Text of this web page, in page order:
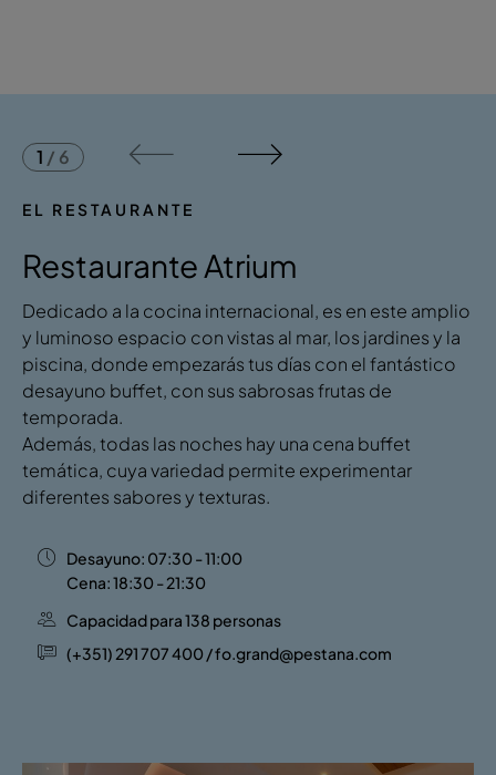
EL RESTAURANTE
Restaurante Atrium
​Dedicado a la cocina internacional, es en este amplio
y luminoso espacio con vistas al mar, los jardines y la
piscina, donde empezarás tus días con el fantástico
desayuno buffet, con sus sabrosas frutas de
temporada.
Además, todas las noches hay una cena buffet
temática, cuya variedad permite experimentar
diferentes sabores y texturas.
Desayuno: 07:30 - 11:00
Cena: 18:30 - 21:30
Capacidad para 138 personas
(+351) 291 707 400 / fo.grand@pestana.com
1 / 6